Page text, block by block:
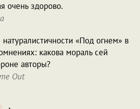
очень здорово.
«Под огнем» в
какова мораль сей
авторы?
Out